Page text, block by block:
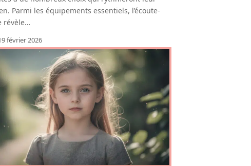
Parmi les équipements essentiels, l’écoute-
révèle…
février 2026